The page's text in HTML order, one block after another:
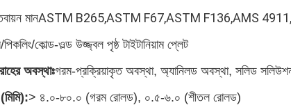
মানASTM B265,ASTM F67,ASTM F136,AMS
পিকলিং/কোল্ড-ওল্ড উজ্জ্বল পৃষ্ঠ টাইটানিয়াম প্লেট
অবস্থাঃগরম-প্রক্রিয়াকৃত অবস্থা, অ্যানিলড অবস্থা, সলিড
> ৪.০-৮০.০ (গরম রোলড), ০.৫-৬.০ (শীতল রোলড)